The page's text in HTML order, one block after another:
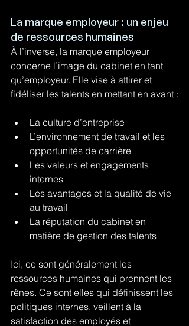
La marque employeur : un enjeu
de ressources humaines
À l’inverse, la marque employeur
concerne l’image du cabinet en tant
qu’employeur. Elle vise à attirer et
fidéliser les talents en mettant en avant :
La culture d’entreprise
L’environnement de travail et les
opportunités de carrière
Les valeurs et engagements
internes
Les avantages et la qualité de vie
au travail
La réputation du cabinet en
matière de gestion des talents
Ici, ce sont généralement les
ressources humaines qui prennent les
rênes. Ce sont elles qui définissent les
politiques internes, veillent à la
satisfaction des employés et